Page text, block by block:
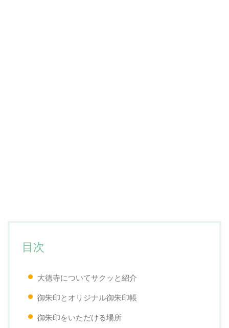
目次
大徳寺についてサクッと紹介
御朱印とオリジナル御朱印帳
御朱印をいただける場所